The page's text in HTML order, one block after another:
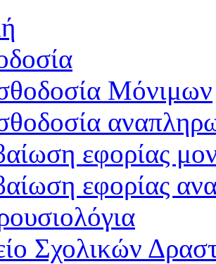
Μόνιμων
εφορίας
εφορίας
Σχολικών